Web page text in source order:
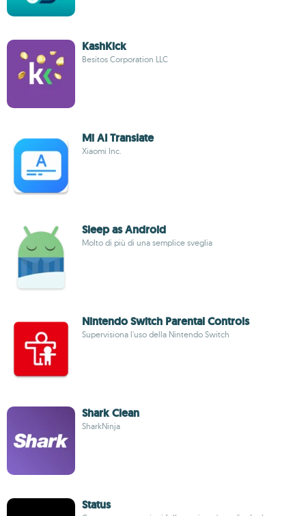
KashKick
Besitos Corporation LLC
Mi AI Translate
Xiaomi Inc.
Sleep as Android
Molto di più di una semplice sveglia
Nintendo Switch Parental Controls
Supervisiona l'uso della Nintendo Switch
Shark Clean
SharkNinja
Status